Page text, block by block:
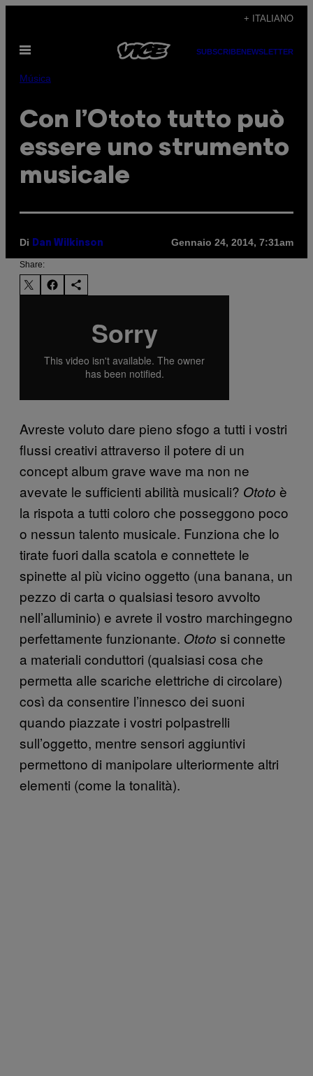
contenuto
+ ITALIANO
Apri
SUBSCRIBENEWSLETTER
Música
Con l’Ototo tutto può
essere uno strumento
musicale
Di Dan Wilkinson Gennaio 24, 2014, 7:31am
Share:
Avreste voluto dare pieno sfogo a tutti i vostri
flussi creativi attraverso il potere di un
concept album grave wave ma non ne
avevate le sufficienti abilità musicali? Ototo è
la rispota a tutti coloro che posseggono poco
o nessun talento musicale. Funziona che lo
tirate fuori dalla scatola e connettete le
spinette al più vicino oggetto (una banana, un
pezzo di carta o qualsiasi tesoro avvolto
nell’alluminio) e avrete il vostro marchingegno
perfettamente funzionante. Ototo si connette
a materiali conduttori (qualsiasi cosa che
permetta alle scariche elettriche di circolare)
così da consentire l’innesco dei suoni
quando piazzate i vostri polpastrelli
sull’oggetto, mentre sensori aggiuntivi
permettono di manipolare ulteriormente altri
elementi (come la tonalità).